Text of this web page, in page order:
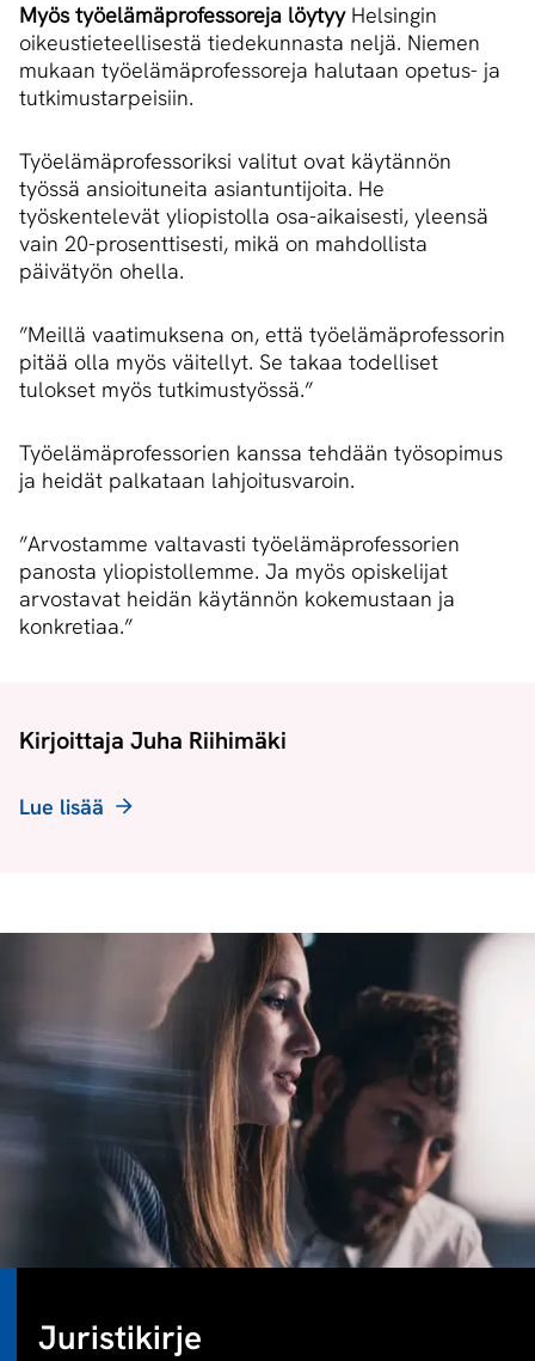
Myös työelämäprofessoreja löytyyHelsingin
oikeustieteellisestä tiedekunnasta neljä. Niemen
mukaan työelämäprofessoreja halutaan opetus- ja
tutkimustarpeisiin.
Työelämäprofessoriksi valitut ovat käytännön
työssä ansioituneita asiantuntijoita. He
työskentelevät yliopistolla osa-aikaisesti, yleensä
vain 20-prosenttisesti, mikä on mahdollista
päivätyön ohella.
”Meillä vaatimuksena on, että työelämäprofessorin
pitää olla myös väitellyt. Se takaa todelliset
tulokset myös tutkimustyössä.”
Työelämäprofessorien kanssa tehdään työsopimus
ja heidät palkataan lahjoitusvaroin.
”Arvostamme valtavasti työelämäprofessorien
panosta yliopistollemme. Ja myös opiskelijat
arvostavat heidän käytännön kokemustaan ja
konkretiaa.”
Kirjoittaja Juha Riihimäki
Lue lisää
Juristikirje